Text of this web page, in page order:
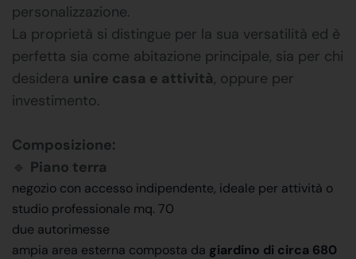
personalizzazione.
La proprietà si distingue per la sua versatilità ed è
perfetta sia come abitazione principale, sia per chi
desidera unire casa e attività, oppure per
investimento.
Composizione:
🔹 Piano terra
negozio con accesso indipendente, ideale per attività o
studio professionale mq. 70
due autorimesse
ampia area esterna composta da giardino di circa 680